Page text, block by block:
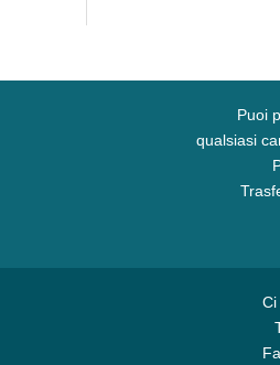
Puoi
qualsiasi
Ci